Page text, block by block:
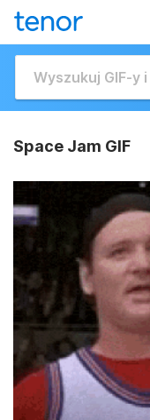
Space Jam GIF